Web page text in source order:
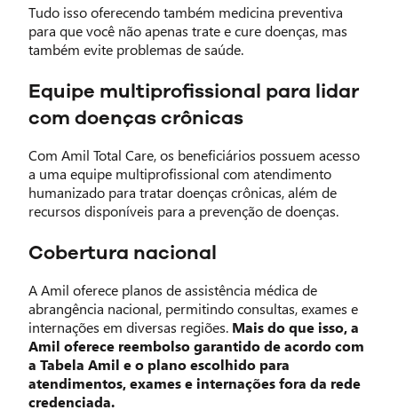
Tudo isso oferecendo também medicina preventiva
para que você não apenas trate e cure doenças, mas
também evite problemas de saúde.
Equipe multiprofissional para lidar
com doenças crônicas
Com Amil Total Care, os beneficiários possuem acesso
a uma equipe multiprofissional com atendimento
humanizado para tratar doenças crônicas, além de
recursos disponíveis para a prevenção de doenças.
Cobertura nacional
A Amil oferece planos de assistência médica de
abrangência nacional, permitindo consultas, exames e
internações em diversas regiões. Mais do que isso, a
Amil oferece reembolso garantido de acordo com
a Tabela Amil e o plano escolhido para
atendimentos, exames e internações fora da rede
credenciada.